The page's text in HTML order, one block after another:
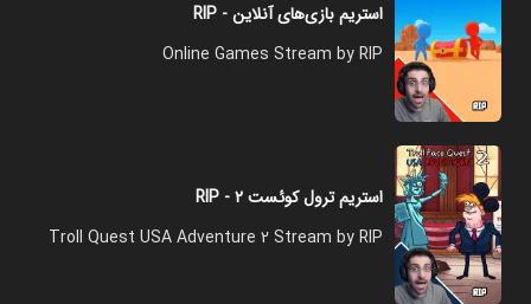
استریم بازی‌های آنلاین - RIP
Online Games Stream by RIP
استریم ترول کوئست ۲ - RIP
Troll Quest USA Adventure 2 Stream by RIP